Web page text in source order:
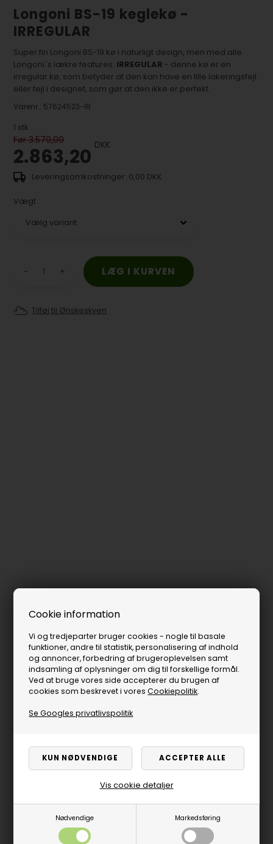
Cookie information
Vi og tredjeparter bruger cookies - nogle til basale
funktioner, andre til statistik, personalisering af indhold
og annoncer, forbedring af brugeroplevelsen samt
indsamling af oplysninger om dig til forskellige formål.
Ved at bruge vores side accepterer du brugen af
cookies som beskrevet i voresCookiepolitik.
Se Googles privatlivspolitik
Nødvendige Markedsføring
Vis cookie detaljer
Longoni BS-19 keglekø -
IRREGULAR
Super fin Longoni BS-19 kø i naturligt design, men med alle
Longoni´s lækre features. IRREGULAR - denne kø er en
irregular kø, som betyder at den kan have en lille lakeringsfejl
eller fejl i designet, som gør at den ikke er perfekt.
Varenr.: 57624523-IR
1 stk.
Før 3.579,00
2.863,20 DKK
0,00 DKK
Vægt
- +
Tilføj til Ønskeskyen